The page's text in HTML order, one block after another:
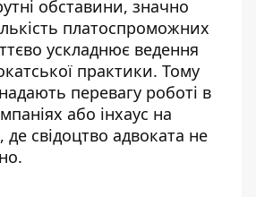
обставини, значно
платоспроможних
ускладнює ведення
практики. Тому
перевагу роботі в
або інхаус на
де свідоцтво адвоката не